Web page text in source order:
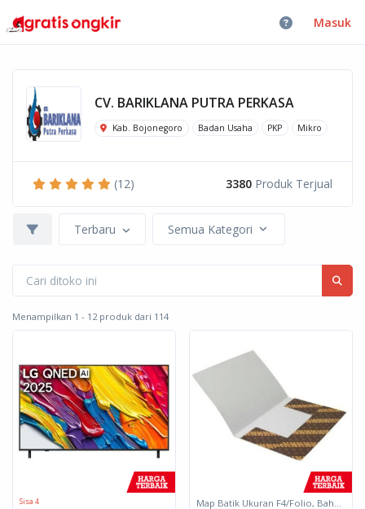
Masuk
CV. BARIKLANA PUTRA PERKASA
Kab. Bojonegoro Badan Usaha PKP Mikro
(12) 3380 Produk Terjual
Terbaru Semua Kategori
Menampilkan 1 - 12 produk dari 114
Sisa 4